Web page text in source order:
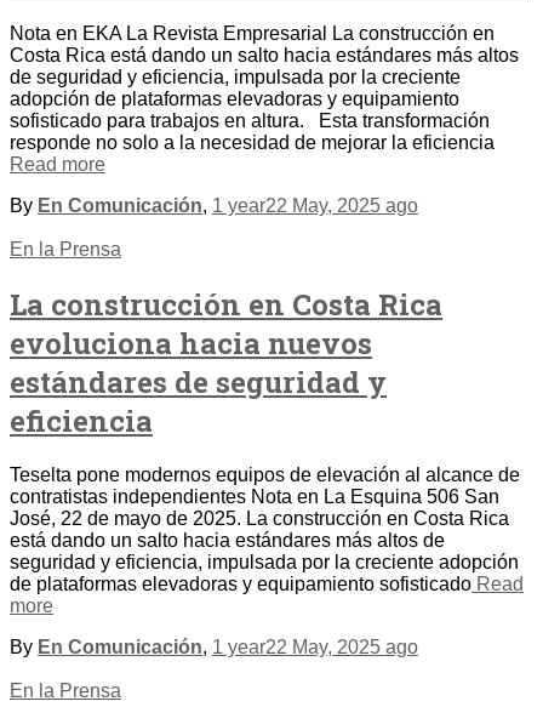
Nota en EKA La Revista Empresarial La construcción en
Costa Rica está dando un salto hacia estándares más altos
de seguridad y eficiencia, impulsada por la creciente
adopción de plataformas elevadoras y equipamiento
sofisticado para trabajos en altura. Esta transformación
responde no solo a la necesidad de mejorar la eficiencia
Read more
By En Comunicación, 1 year22 May, 2025 ago
En la Prensa
La construcción en Costa Rica
evoluciona hacia nuevos
estándares de seguridad y
eficiencia
Teselta pone modernos equipos de elevación al alcance de
contratistas independientes Nota en La Esquina 506 San
José, 22 de mayo de 2025. La construcción en Costa Rica
está dando un salto hacia estándares más altos de
seguridad y eficiencia, impulsada por la creciente adopción
de plataformas elevadoras y equipamiento sofisticado Read
more
By En Comunicación, 1 year22 May, 2025 ago
En la Prensa